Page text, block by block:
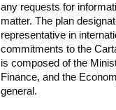
any requests for
matter. The plan
representative in
commitments to the
is composed of the
Finance, and the
general.